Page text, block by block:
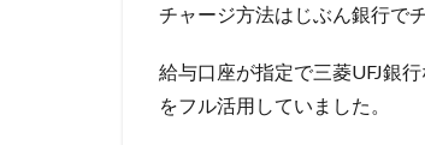
チャージ方法はじぶん銀行でチ
給与口座が指定で三菱UFJ銀
をフル活用していました。